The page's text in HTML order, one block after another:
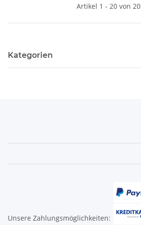
Artikel 1 - 20 von 20
Kategorien
Unsere Zahlungsmöglichkeiten: